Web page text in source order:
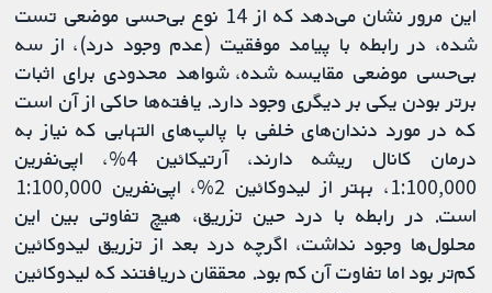
این مرور نشان می‌دهد که از 14 نوع بی‌حسی موضعی تست
شده، در رابطه با پیامد موفقیت (عدم وجود درد)، از سه
بی‌حسی موضعی مقایسه شده، شواهد محدودی برای اثبات
برتر بودن یکی بر دیگری وجود دارد. یافته‌ها حاکی از آن است
که در مورد دندان‌های خلفی با پالپ‌های التهابی که نیاز به
درمان کانال ریشه دارند، آرتیکائین 4%، اپی‌نفرین
1:100,000، بهتر از لیدوکائین 2%، اپی‌نفرین 1:100,000
است. در رابطه با درد حین تزریق، هیچ تفاوتی بین این
محلول‌ها وجود نداشت، اگرچه درد بعد از تزریق لیدوکائین
کم‌تر بود اما تفاوت آن کم بود. محققان دریافتند که لیدوکائین